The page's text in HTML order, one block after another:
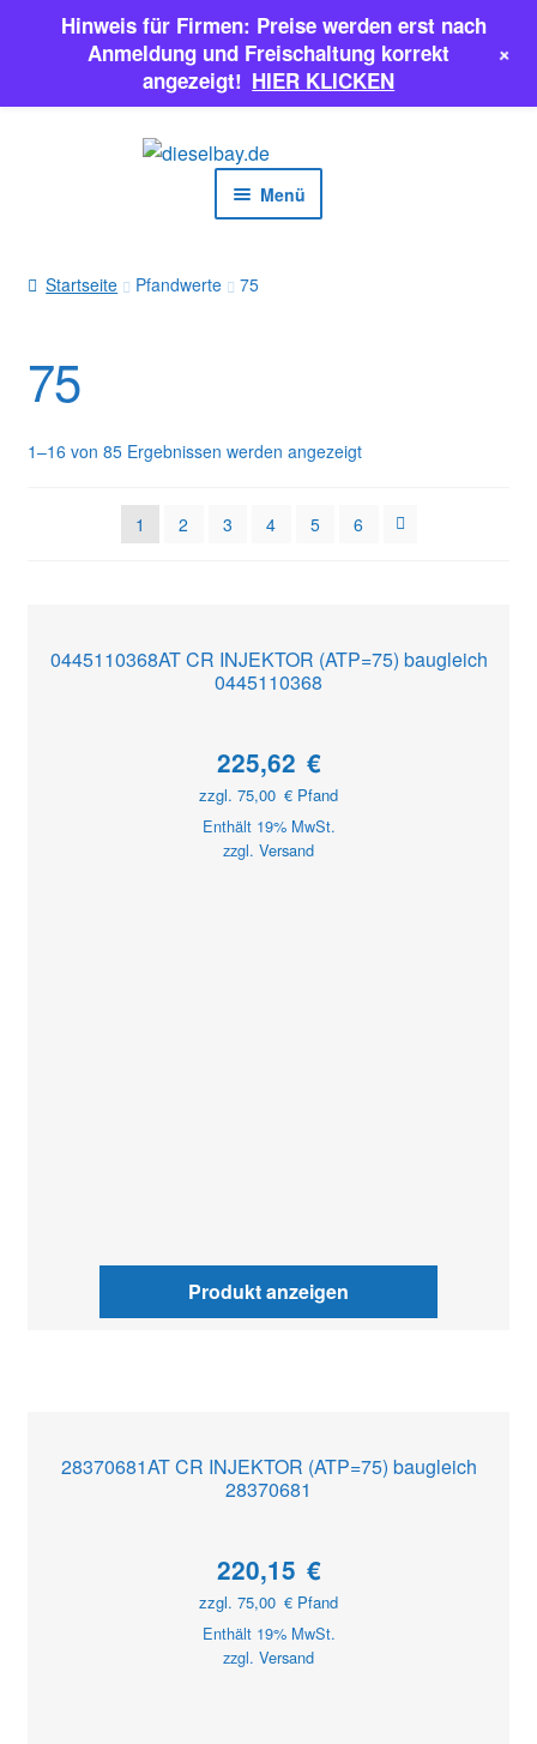
Menü
ERSATZTEILE & MEHR
SALE
Classic Parts
Startseite Pfandwerte 75
75
1–16 von 85 Ergebnissen werden angezeigt
1 2 3 4 5 6
0445110368AT CR INJEKTOR (ATP=75) baugleich
0445110368
225,62 €
zzgl. 75,00 € Pfand
Enthält 19% MwSt.
zzgl. Versand
Produkt anzeigen
28370681AT CR INJEKTOR (ATP=75) baugleich
28370681
220,15 €
zzgl. 75,00 € Pfand
Enthält 19% MwSt.
zzgl. Versand
Hinweis für Firmen: Preise werden erst nach
Anmeldung und Freischaltung korrekt
angezeigt! HIER KLICKEN
+